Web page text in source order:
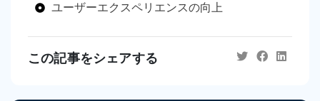
ユーザーエクスペリエンスの向上
この記事をシェアする